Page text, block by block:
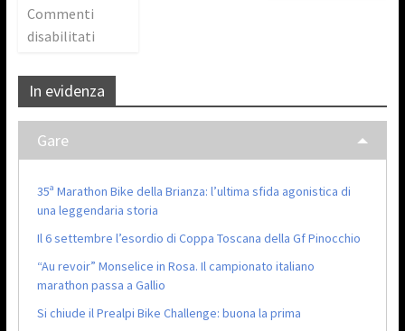
Commenti
disabilitati
In evidenza
Gare
35ª Marathon Bike della Brianza: l’ultima sfida agonistica di
una leggendaria storia
Il 6 settembre l’esordio di Coppa Toscana della Gf Pinocchio
“Au revoir” Monselice in Rosa. Il campionato italiano
marathon passa a Gallio
Si chiude il Prealpi Bike Challenge: buona la prima